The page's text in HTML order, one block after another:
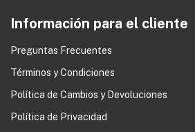
Información para el cliente
Preguntas Frecuentes
Términos y Condiciones
Política de Cambios y Devoluciones
Política de Privacidad